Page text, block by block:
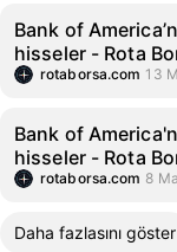
Bank of
hisseler - Rota
rotaborsa.com 13
Bank of
hisseler - Rota
rotaborsa.com 8
Daha fazlasını göster